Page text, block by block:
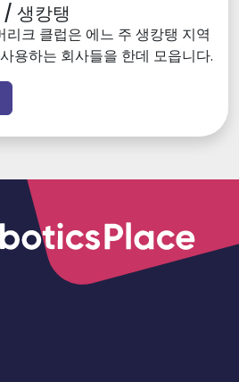
생캉탱
크 클럽은 에느 주 생캉탱 지역
용하는 회사들을 한데 모읍니다.